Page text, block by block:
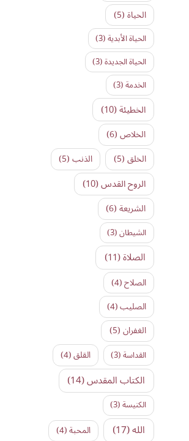
الحياة(5)
الحياة الأبدية(3)
الحياة الجديدة(3)
الخدمة(3)
الخطيئة(10)
الخلاص(6)
الخلق(5) الذنب(5)
الروح القدس(10)
الشريعة(6)
الشيطان(3)
الصلاة(11)
الصلاح(4)
الصليب(4)
الغفران(5)
القداسة(3) القلق(4)
الكتاب المقدس(14)
الكنيسة(3)
الله(17) المحبة(4)